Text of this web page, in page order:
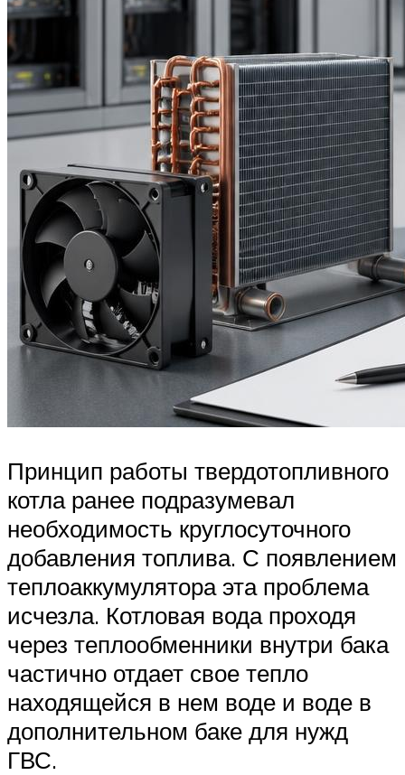
Принцип работы твердотопливного
котла ранее подразумевал
необходимость круглосуточного
добавления топлива. С появлением
теплоаккумулятора эта проблема
исчезла. Котловая вода проходя
через теплообменники внутри бака
частично отдает свое тепло
находящейся в нем воде и воде в
дополнительном баке для нужд
ГВС.